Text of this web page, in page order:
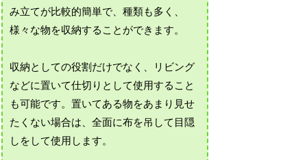
み立てが比較的簡単で、種類も多く、
様々な物を収納することができます。
収納としての役割だけでなく、リビング
などに置いて仕切りとして使用すること
も可能です。置いてある物をあまり見せ
たくない場合は、全面に布を吊して目隠
しをして使用します。